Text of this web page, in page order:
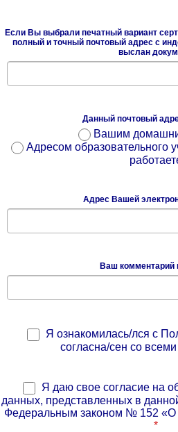
Если Вы выбрали печатный вариант
полный и точный почтовый адрес с
выслан
Данный почтовый
Вашим
Адресом образовательного
Адрес Вашей
Ваш комментарий
Я ознакомилась/лся с
согласна/сен со
Я даю свое согласие на
данных, представленных в
Федеральным законом № 152 «О
*